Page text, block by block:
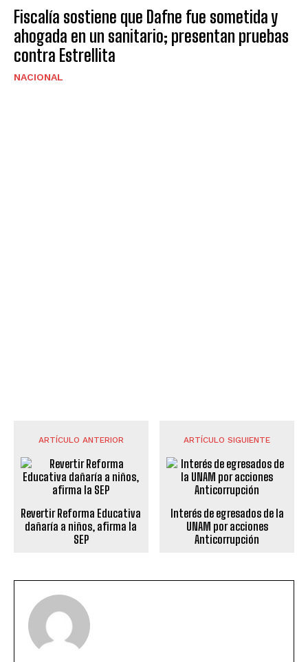
Fiscalía sostiene que Dafne fue sometida y
ahogada en un sanitario; presentan pruebas
contra Estrellita
NACIONAL
ARTÍCULO ANTERIOR
Revertir Reforma Educativa
dañaría a niños, afirma la
SEP
ARTÍCULO SIGUIENTE
Interés de egresados de la
UNAM por acciones
Anticorrupción